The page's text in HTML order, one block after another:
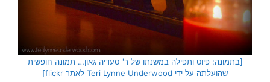
[בתמונה: פיוט ותפילה במשנתו של ר' סעדיה גאון… תמונה חופשית
שהועלתה על ידי Teri Lynne Underwood לאתר flickr]